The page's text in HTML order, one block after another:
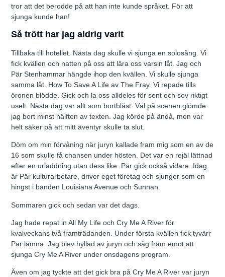
tror att det berodde på att han inte kunde språket. För att
sjunga kunde han!
Så trött har jag aldrig varit
Tillbaka till hotellet. Nästa dag skulle vi sjunga en solosång. Vi
fick kvällen och natten på oss att lära oss varsin låt. Jag och
Pär Stenhammar hängde ihop den kvällen. Vi skulle sjunga
samma låt. How To Save A Life av The Fray. Vi repade tills
öronen blödde. Gick och la oss alldeles för sent och sov riktigt
uselt. Nästa dag var allt som bortblåst. Väl på scenen glömde
jag bort minst hälften av texten. Jag körde på ändå, men var
helt säker på att mitt äventyr skulle ta slut.
Döm om min förvåning när juryn kallade fram mig som en av de
16 som skulle få chansen under hösten. Det var en rejäl lättnad
efter en urladdning utan dess like. Pär gick också vidare. Idag
är Pär kulturarbetare, driver eget företag och sjunger som en
hingst i banden Louisiana Avenue och Sunnan.
Sommaren gick och sedan var det dags.
Jag hade repat in All My Life och Cry Me A River för
kvalveckans två framträdanden. Under första kvällen fick tyvärr
Pär lämna. Jag blev hyllad av juryn och såg fram emot att
sjunga Cry Me A River under onsdagens program.
Även om jag tyckte att det gick bra på Cry Me A River var juryn